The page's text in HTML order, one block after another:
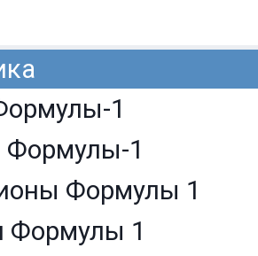
1
1
Формулы 1
Формулы 1